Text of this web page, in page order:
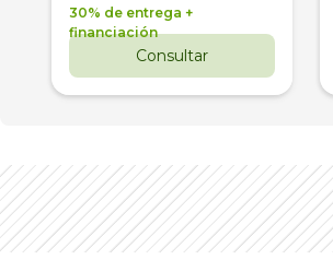
30% de entrega +
financiación
Consultar